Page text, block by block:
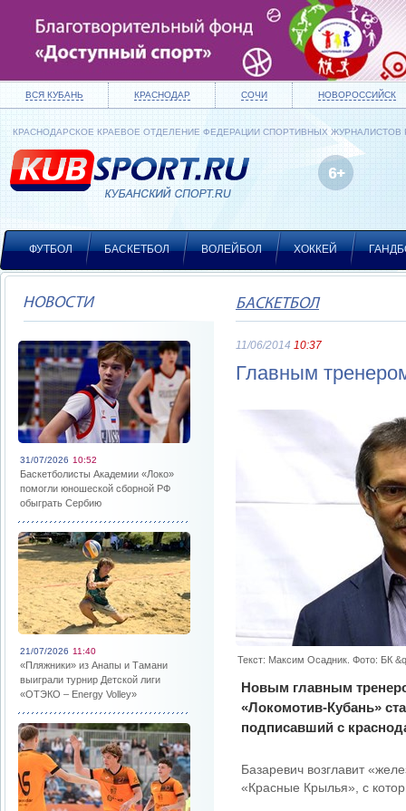
ВСЯ КУБАНЬ КРАСНОДАР СОЧИ НОВОРОССИЙСК
КРАСНОДАРСКОЕ КРАЕВОЕ ОТДЕЛЕНИЕ ФЕДЕРАЦИИ СПОРТИВНЫХ ЖУРНАЛИСТОВ
ФУТБОЛ БАСКЕТБОЛ ВОЛЕЙБОЛ ХОККЕЙ
НОВОСТИ
31/07/2026 10:52
Баскетболисты Академии «Локо»
помогли юношеской сборной РФ
обыграть Сербию
21/07/2026 11:40
«Пляжники» из Анапы и Тамани
выиграли турнир Детской лиги
«ОТЭКО – Energy Volley»
БАСКЕТБОЛ
11/06/2014 10:37
Главным
Текст: Максим Осадник. Фото: БК
Новым главным
«Локомотив-Кубань»
подписавший с
Базаревич возглавит
«Красные Крылья», с